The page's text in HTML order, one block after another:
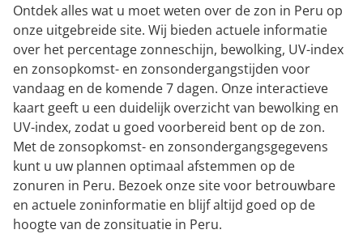
Ontdek alles wat u moet weten over de zon in Peru op
onze uitgebreide site. Wij bieden actuele informatie
over het percentage zonneschijn, bewolking, UV-index
en zonsopkomst- en zonsondergangstijden voor
vandaag en de komende 7 dagen. Onze interactieve
kaart geeft u een duidelijk overzicht van bewolking en
UV-index, zodat u goed voorbereid bent op de zon.
Met de zonsopkomst- en zonsondergangsgegevens
kunt u uw plannen optimaal afstemmen op de
zonuren in Peru. Bezoek onze site voor betrouwbare
en actuele zoninformatie en blijf altijd goed op de
hoogte van de zonsituatie in Peru.